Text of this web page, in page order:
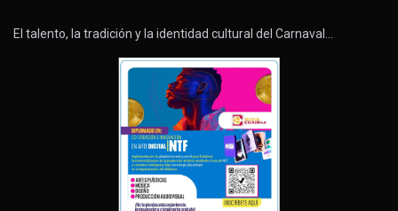
El talento, la tradición y la identidad cultural del Carnaval…